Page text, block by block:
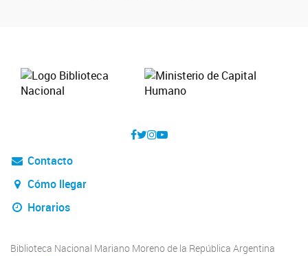
Contacto
Cómo llegar
Horarios
Biblioteca Nacional Mariano Moreno de la República Argentina